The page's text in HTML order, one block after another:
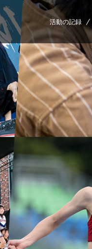
活動の記録